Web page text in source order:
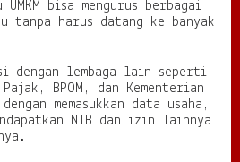
bisa mengurus berbagai
tanpa harus datang ke banyak
dengan lembaga lain seperti
BPOM, dan Kementerian
memasukkan data usaha,
NIB dan izin lainnya